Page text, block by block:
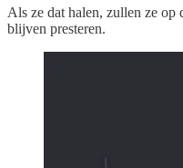
Als ze dat halen, zullen ze
blijven presteren.